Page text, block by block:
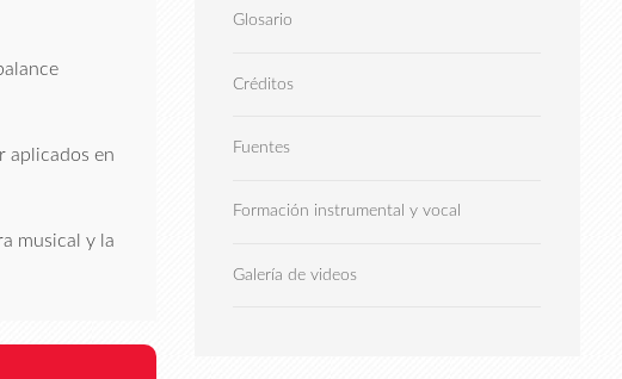
aplicados en
musical y la
Glosario
Créditos
Fuentes
Formación instrumental y vocal
Galería de videos